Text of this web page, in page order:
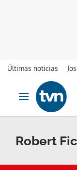
Últimas noticias
Ir al contenido
Obrir navegació
Robert